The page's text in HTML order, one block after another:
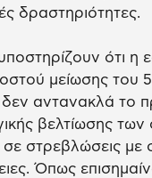
δραστηριότητες.
ότι η
μείωσης του
αντανακλά το
βελτίωσης των
στρεβλώσεις με
Όπως